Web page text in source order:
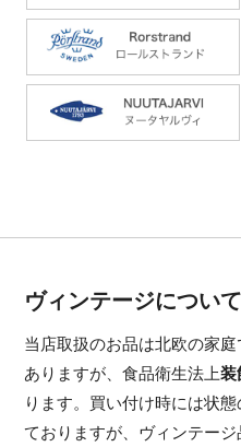
ヴィンテージについて
当店取扱のお品は北欧の家
ありますが、食品衛生法上装
ります。買い付け時には状
ておりますが、ヴィンテー